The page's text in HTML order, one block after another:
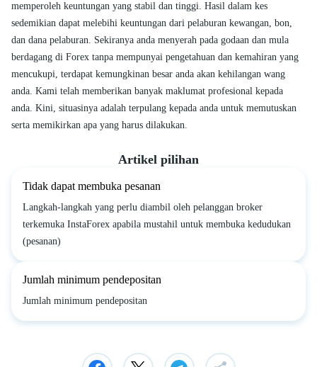
memperoleh keuntungan yang stabil dan tinggi. Hasil dalam kes
sedemikian dapat melebihi keuntungan dari pelaburan kewangan, bon,
dan dana pelaburan. Sekiranya anda menyerah pada godaan dan mula
berdagang di Forex tanpa mempunyai pengetahuan dan kemahiran yang
mencukupi, terdapat kemungkinan besar anda akan kehilangan wang
anda. Kami telah memberikan banyak maklumat profesional kepada
anda. Kini, situasinya adalah terpulang kepada anda untuk memutuskan
serta memikirkan apa yang harus dilakukan.
Artikel pilihan
Tidak dapat membuka pesanan
Langkah-langkah yang perlu diambil oleh pelanggan broker
terkemuka InstaForex apabila mustahil untuk membuka kedudukan
(pesanan)
Jumlah minimum pendepositan
Jumlah minimum pendepositan